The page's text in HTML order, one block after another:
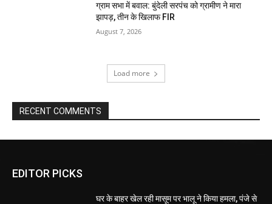
ग्राम सभा में बवाल: बुंदेली सरपंच को ग्रामीण ने मारा
झापड़, तीन के खिलाफ FIR
August 7, 2026
Load more
RECENT COMMENTS
EDITOR PICKS
घर के बाहर खेल रही मासूम पर भालू ने किया हमला, पंजे से